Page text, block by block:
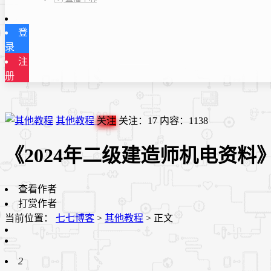
登
录
注
册
其他教程关注 关注： 17 内容： 1138
《2024年二级建造师机电资料
查看作者
打赏作者
当前位置： 七七博客 > 其他教程 > 正文
2